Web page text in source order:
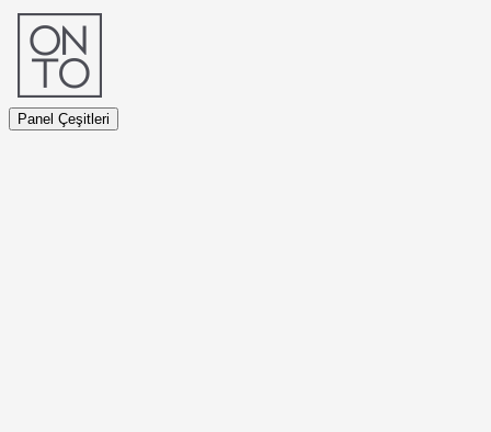
Panel Çeşitleri